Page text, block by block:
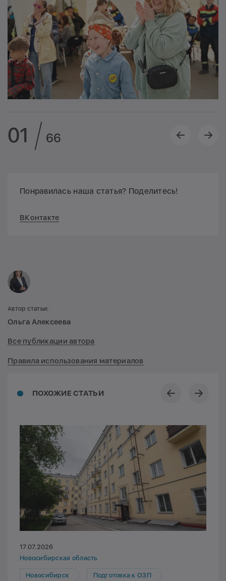
01 66
Понравилась наша статья? Поделитесь!
ВКонтакте
ПОХОЖИЕ СТАТЬИ
17.07.2026
Новосибирская область
Новосибирск Подготовка к ОЗП
Автор статьи:
Ольга Алексеева
Все публикации автора
Правила использования материалов